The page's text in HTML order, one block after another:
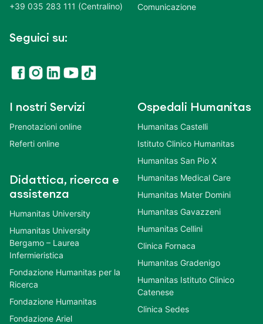
+39 035 283 111 (Centralino)
Seguici su:
Comunicazione
I nostri Servizi
Prenotazioni online
Referti online
Didattica, ricerca e
assistenza
Humanitas University
Humanitas University
Bergamo – Laurea
Infermieristica
Fondazione Humanitas per la
Ricerca
Fondazione Humanitas
Fondazione Ariel
Ospedali Humanitas
Humanitas Castelli
Istituto Clinico Humanitas
Humanitas San Pio X
Humanitas Medical Care
Humanitas Mater Domini
Humanitas Gavazzeni
Humanitas Cellini
Clinica Fornaca
Humanitas Gradenigo
Humanitas Istituto Clinico
Catenese
Clinica Sedes